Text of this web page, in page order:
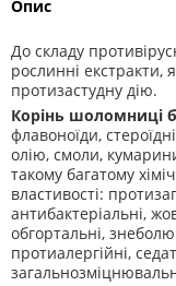
Опис
До складу
рослинні екстракти,
протизастудну дію.
Корінь шоломниці
флавоноїди,
олію, смоли,
такому багатому
властивості:
антибактеріальні,
обгортальні,
протиалергійні,